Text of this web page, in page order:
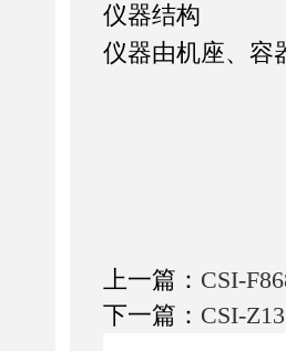
仪器结构
仪器由机座、容
上一篇： CSI-
下一篇： CSI-